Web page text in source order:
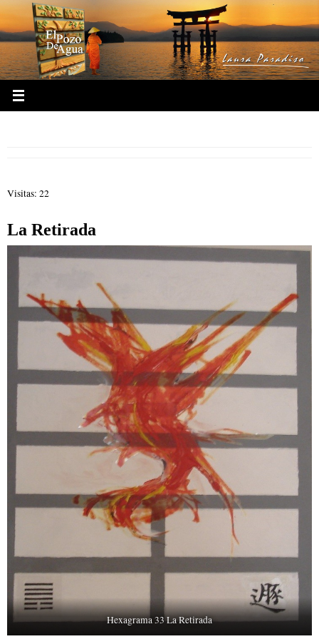
Ir
al
contenido
Visitas: 22
La Retirada
Hexagrama 33 La Retirada